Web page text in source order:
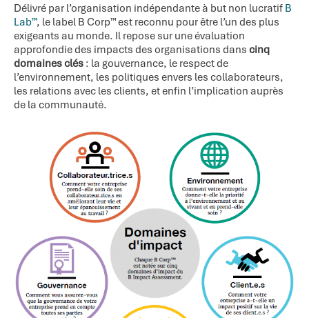
Délivré par l’organisation indépendante à but non lucratif B
Lab™, le label B Corp™ est reconnu pour être l’un des plus
exigeants au monde. Il repose sur une évaluation
approfondie des impacts des organisations dans cinq
domaines clés : la gouvernance, le respect de
l’environnement, les politiques envers les collaborateurs,
les relations avec les clients, et enfin l’implication auprès
de la communauté.